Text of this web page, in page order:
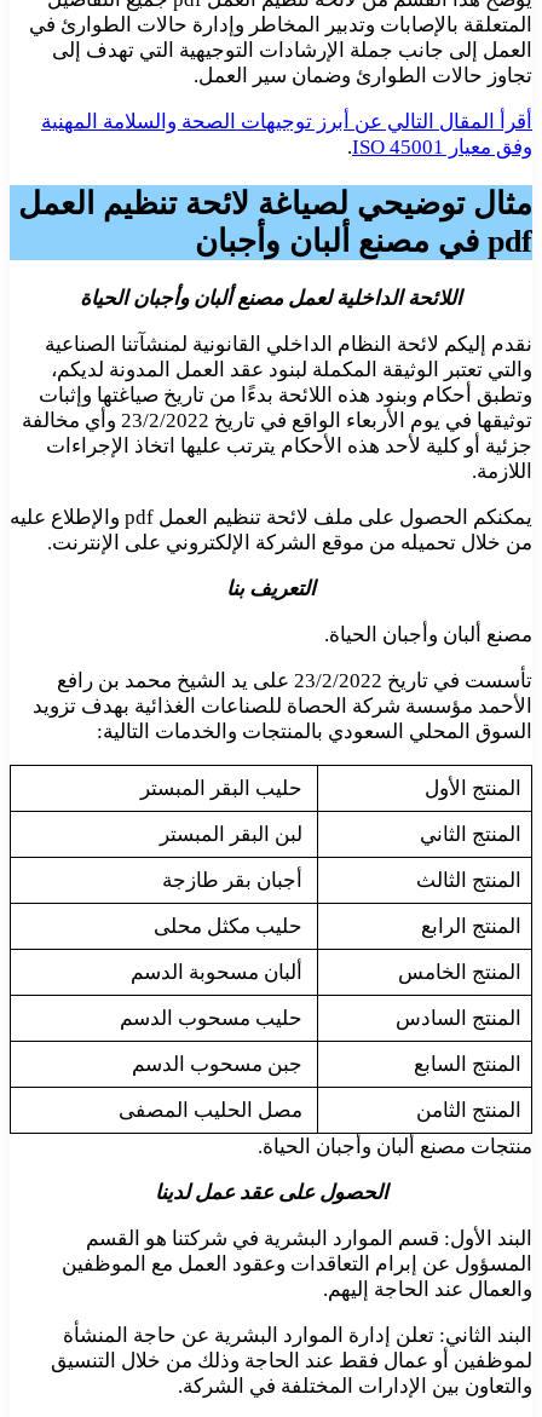
المتعلقة بالإصابات وتدبير المخاطر وإدارة حالات الطوارئ في
العمل إلى جانب جملة الإرشادات التوجيهية التي تهدف إلى
تجاوز حالات الطوارئ وضمان سير العمل.
أقرأ المقال التالي عن أبرز توجيهات الصحة والسلامة المهنية
وفق معيار ISO 45001
.
مثال توضيحي لصياغة لائحة تنظيم العمل
pdf في مصنع ألبان وأجبان
اللائحة الداخلية لعمل مصنع ألبان وأجبان الحياة
نقدم إليكم لائحة النظام الداخلي القانونية لمنشآتنا الصناعية
والتي تعتبر الوثيقة المكملة لبنود عقد العمل المدونة لديكم،
وتطبق أحكام وبنود هذه اللائحة بدءًا من تاريخ صياغتها وإثبات
توثيقها في يوم الأربعاء الواقع في تاريخ 23/2/2022 وأي مخالفة
جزئية أو كلية لأحد هذه الأحكام يترتب عليها اتخاذ الإجراءات
اللازمة.
يمكنكم الحصول على ملف لائحة تنظيم العمل pdf والإطلاع عليه
من خلال تحميله من موقع الشركة الإلكتروني على الإنترنت.
التعريف بنا
مصنع ألبان وأجبان الحياة.
تأسست في تاريخ 23/2/2022 على يد الشيخ محمد بن رافع
الأحمد مؤسسة شركة الحصاة للصناعات الغذائية بهدف تزويد
السوق المحلي السعودي بالمنتجات والخدمات التالية:
المنتج الأول
حليب البقر المبستر
المنتج الثاني
لبن البقر المبستر
المنتج الثالث
أجبان بقر طازجة
المنتج الرابع
حليب مكثل محلى
المنتج الخامس
ألبان مسحوبة الدسم
المنتج السادس
حليب مسحوب الدسم
المنتج السابع
جبن مسحوب الدسم
المنتج الثامن
مصل الحليب المصفى
منتجات مصنع ألبان وأجبان الحياة.
الحصول على عقد عمل لدينا
البند الأول: قسم الموارد البشرية في شركتنا هو القسم
المسؤول عن إبرام التعاقدات وعقود العمل مع الموظفين
والعمال عند الحاجة إليهم.
البند الثاني: تعلن إدارة الموارد البشرية عن حاجة المنشأة
لموظفين أو عمال فقط عند الحاجة وذلك من خلال التنسيق
والتعاون بين الإدارات المختلفة في الشركة.